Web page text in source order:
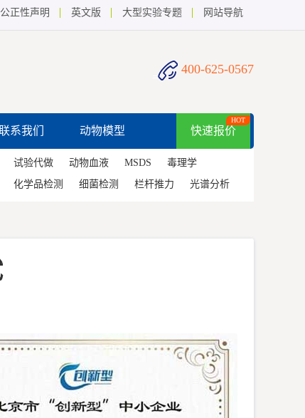
公正性声明 英文版 大型实验专题 网站导航
400-625-0567
系我们 动物模型 快速报价
HOT
试验代做 动物血液 MSDS
毒理学
化学品检测 细菌检测 栏杆推力 光谱分析